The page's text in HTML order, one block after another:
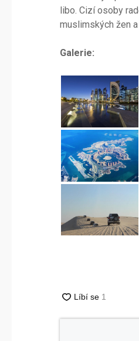
libo. Cizí osoby
muslimských žen
Galerie: